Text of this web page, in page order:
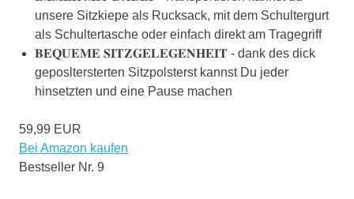
unsere Sitzkiepe als Rucksack, mit dem Schultergurt
als Schultertasche oder einfach direkt am Tragegriff
𝐁𝐄𝐐𝐔𝐄𝐌𝐄 𝐒𝐈𝐓𝐙𝐆𝐄𝐋𝐄𝐆𝐄𝐍𝐇𝐄𝐈𝐓 - dank des dick
geposltersterten Sitzpolsterst kannst Du jeder
hinsetzten und eine Pause machen
59,99 EUR
Bei Amazon kaufen
Bestseller Nr. 9